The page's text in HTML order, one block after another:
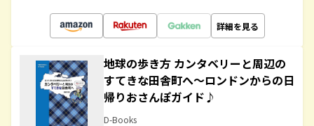
詳細を見る
地球の歩き方 カンタベリーと周辺の
すてきな田舎町へ～ロンドンからの日
帰りおさんぽガイド♪
D-Books